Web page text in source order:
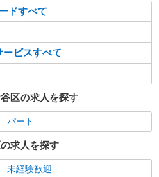
ドすべて
ービスすべて
区の求人を探す
パート
求人を探す
未経験歓迎